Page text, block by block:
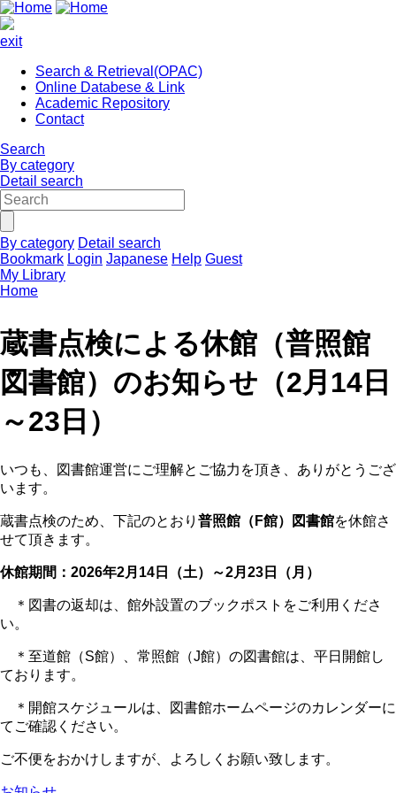
exit
Search & Retrieval(OPAC)
Online Databese & Link
Academic Repository
Contact
Search
By category
Detail search
By category Detail search
Bookmark Login Japanese Help Guest
My Library
Home
蔵書点検による休館（普照館
図書館）のお知らせ（2月14日
～23日）
いつも、図書館運営にご理解とご協力を頂き、ありがとうござ
います。
蔵書点検のため、下記のとおり 普照館（F館）図書館を休館さ
せて頂きます。
休館期間：2026年2月14日（土）～2月23日（月）
＊図書の返却は、館外設置のブックポストをご利用くださ
い。
＊至道館（S館）、常照館（J館）の図書館は、平日開館し
ております。
＊開館スケジュールは、図書館ホームページのカレンダーに
てご確認ください。
ご不便をおかけしますが、よろしくお願い致します。